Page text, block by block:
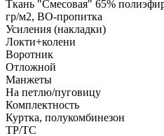
Ткань "Смесовая" 65%
гр/м2, ВО-пропитка
Усиления (накладки)
Локти+колени
Воротник
Отложной
Манжеты
На петлю/пуговицу
Комплектность
Куртка, полукомбинезон
ТР/ТС